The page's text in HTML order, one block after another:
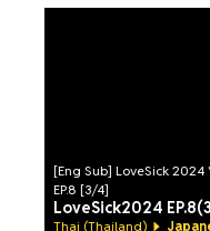
[Eng Sub] LoveSick 2024
EP.8 [3/4]
LoveSick2024
Thai (Thailand)